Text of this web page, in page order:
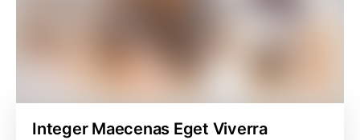
Integer Maecenas Eget Viverra